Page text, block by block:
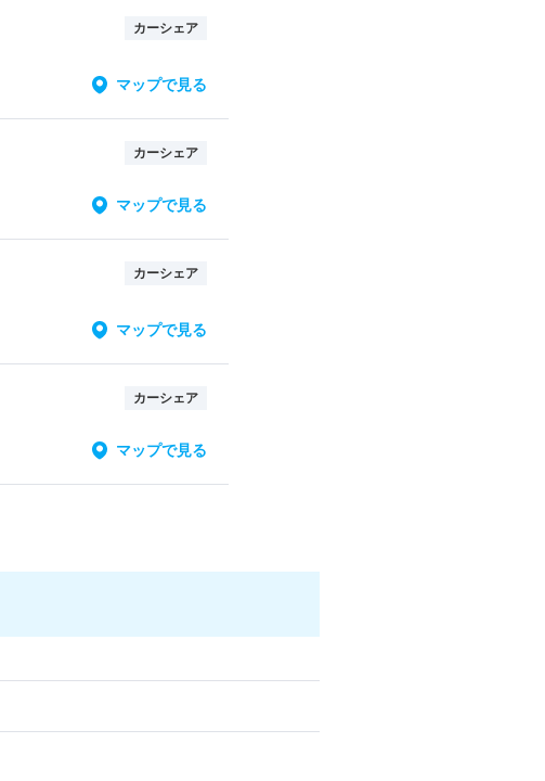
カーシェア
マップで見る
カーシェア
マップで見る
カーシェア
マップで見る
カーシェア
マップで見る